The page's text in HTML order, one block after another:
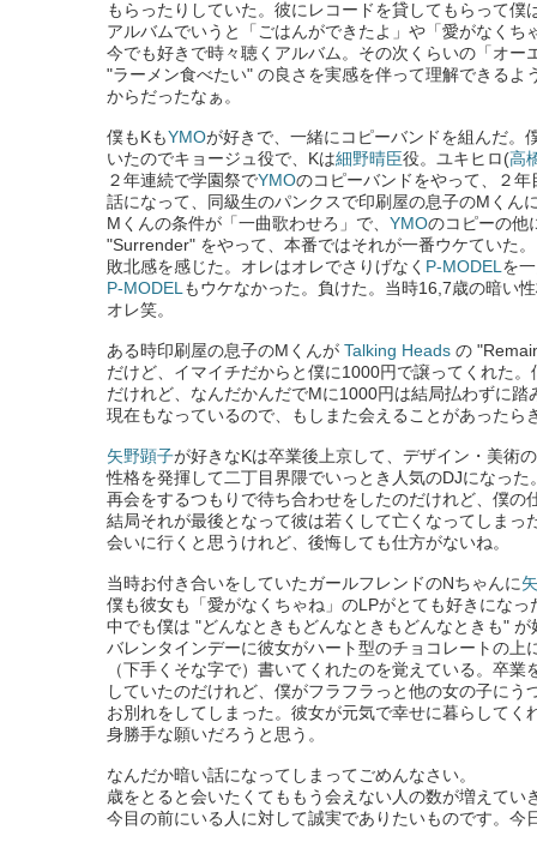
もらったりしていた。彼にレコードを貸してもらって僕
アルバムでいうと「ごはんができたよ」や「愛がなくち
今でも好きで時々聴くアルバム。その次くらいの「オー
"ラーメン食べたい" の良さを実感を伴って理解できるよ
からだったなぁ。
僕もKもYMOが好きで、一緒にコピーバンドを組んだ。
いたのでキョージュ役で、Kは細野晴臣役。ユキヒロ(高
２年連続で学園祭でYMOのコピーバンドをやって、２
話になって、同級生のパンクスで印刷屋の息子のMくん
Mくんの条件が「一曲歌わせろ」で、YMOのコピーの他
"Surrender" をやって、本番ではそれが一番ウケていた
敗北感を感じた。オレはオレでさりげなく P-MODEL を
P-MODEL もウケなかった。負けた。当時16,7歳の暗い
オレ笑。
ある時印刷屋の息子のMくんがTalking Heads の
だけど、イマイチだからと僕に1000円で譲ってくれた
だけれど、なんだかんだでMに1000円は結局払わずに
現在もなっているので、もしまた会えることがあった
矢野顕子が好きなKは卒業後上京して、デザイン・美術
性格を発揮して二丁目界隈でいっとき人気のDJになっ
再会をするつもりで待ち合わせをしたのだけれど、僕
結局それが最後となって彼は若くして亡くなってしまっ
会いに行くと思うけれど、後悔しても仕方がないね。
当時お付き合いをしていたガールフレンドのNちゃんに
僕も彼女も「愛がなくちゃね」のLPがとても好きになっ
中でも僕は "どんなときもどんなときもどんなときも"
バレンタインデーに彼女がハート型のチョコレートの上
（下手くそな字で）書いてくれたのを覚えている。卒
していたのだけれど、僕がフラフラっと他の女の子にう
お別れをしてしまった。彼女が元気で幸せに暮らしてく
身勝手な願いだろうと思う。
なんだか暗い話になってしまってごめんなさい。
歳をとると会いたくてももう会えない人の数が増えてい
今目の前にいる人に対して誠実でありたいものです。今